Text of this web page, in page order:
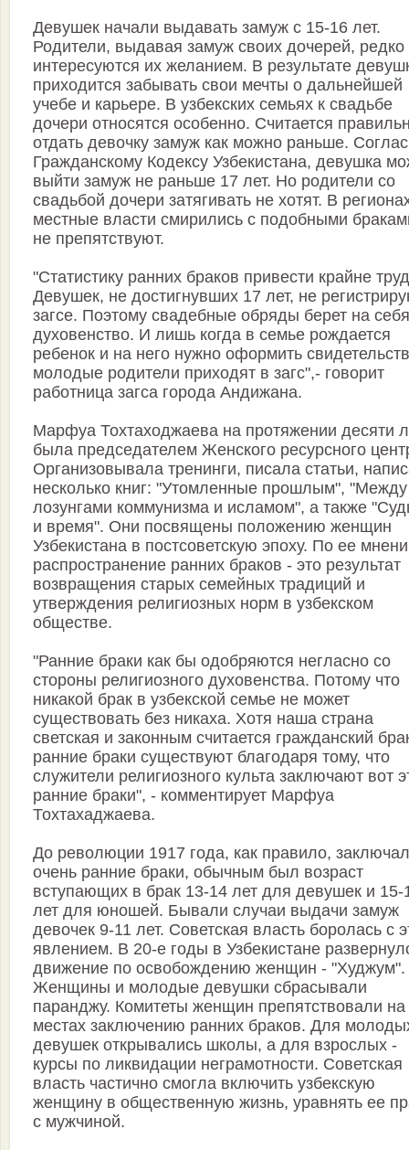
Девушек начали выдавать замуж с 15-16 лет.
Родители, выдавая замуж своих дочерей, редко
интересуются их желанием. В результате
приходится забывать свои мечты о дальнейшей
учебе и карьере. В узбекских семьях к свадьбе
дочери относятся особенно. Считается
отдать девочку замуж как можно раньше.
Гражданскому Кодексу Узбекистана, девушка
выйти замуж не раньше 17 лет. Но родители со
свадьбой дочери затягивать не хотят. В
местные власти смирились с подобными
не препятствуют.
"Статистику ранних браков привести крайне
Девушек, не достигнувших 17 лет, не
загсе. Поэтому свадебные обряды берет на себя
духовенство. И лишь когда в семье рождается
ребенок и на него нужно оформить
молодые родители приходят в загс",- говорит
работница загса города Андижана.
Марфуа Тохтаходжаева на протяжении десяти
была председателем Женского ресурсного
Организовывала тренинги, писала статьи,
несколько книг: "Утомленные прошлым", "Между
лозунгами коммунизма и исламом", а также
и время". Они посвящены положению женщин
Узбекистана в постсоветскую эпоху. По ее
распространение ранних браков - это результат
возвращения старых семейных традиций и
утверждения религиозных норм в узбекском
обществе.
"Ранние браки как бы одобряются негласно со
стороны религиозного духовенства. Потому что
никакой брак в узбекской семье не может
существовать без никаха. Хотя наша страна
светская и законным считается гражданский
ранние браки существуют благодаря тому, что
служители религиозного культа заключают вот
ранние браки", - комментирует Марфуа
Тохтахаджаева.
До революции 1917 года, как правило,
очень ранние браки, обыч­ным был возраст
вступающих в брак 13-14 лет для девушек и 15-
лет для юношей. Бывали случаи выдачи замуж
девочек 9-11 лет. Советская власть боролась с
явлением. В 20-е годы в Узбекистане
движение по освобождению женщин - "Худжум".
Женщины и молодые девушки сбрасывали
паранджу. Комитеты женщин препятствовали на
местах заключению ранних браков. Для
девушек открывались школы, а для взрослых -
курсы по ликвидации неграмотности. Советская
власть частично смогла включить узбекскую
женщину в общественную жизнь, уравнять ее
с мужчиной.